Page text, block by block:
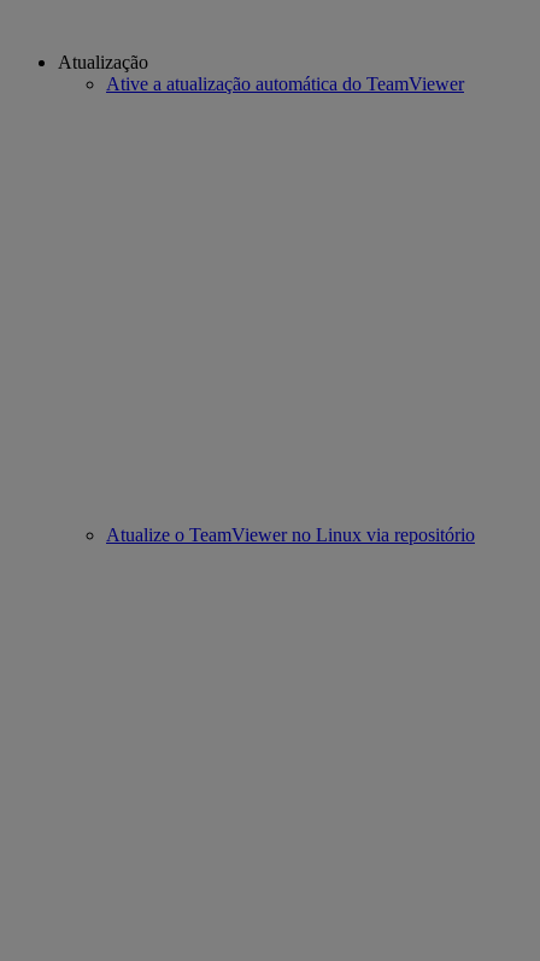
Atualização
Ative a atualização automática do TeamViewer
Atualize o TeamViewer no Linux via repositório